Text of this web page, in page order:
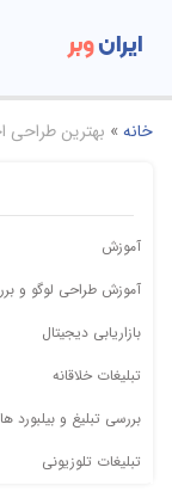
ایرانوبر
خانه» بهترین
آموزش
آموزش طراحی لوگو و
بازاریابی دیجیتال
تبلیغات خلاقانه
بررسی تبلیغ و بیلبورد ها
تبلیغات تلوزیونی